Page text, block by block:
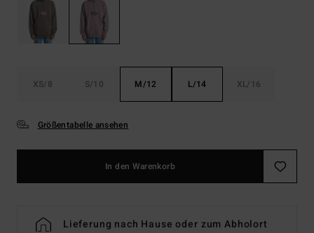
XS/8 S/10 M/12 L/14 XL/16
Größentabelle ansehen
In den Warenkorb
Lieferung nach Hause oder zum Abholort